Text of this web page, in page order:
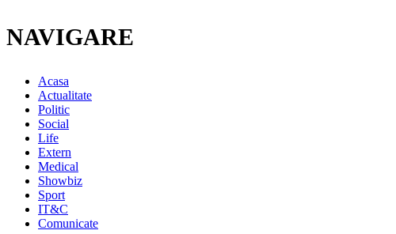
NAVIGARE
Acasa
Actualitate
Politic
Social
Life
Extern
Medical
Showbiz
Sport
IT&C
Comunicate